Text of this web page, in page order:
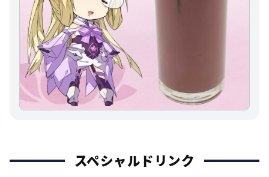
スペシャルドリンク